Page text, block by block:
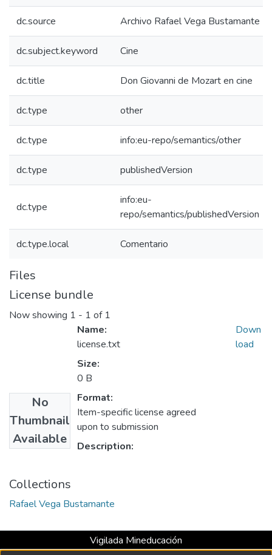
dc.source Archivo Rafael Vega Bustamante
dc.subject.keyword Cine
dc.title Don Giovanni de Mozart en cine
dc.type other
dc.type info:eu-repo/semantics/other
dc.type publishedVersion
dc.type
info:eu-
repo/semantics/publishedVersion
dc.type.local Comentario
Files
License bundle
Now showing 1 - 1 of 1
No
Thumbnail
Available
Name:
license.txt
Size:
0 B
Format:
Item-specific license agreed
upon to submission
Description:
Down
load
Collections
Rafael Vega Bustamante
Vigilada Mineducación